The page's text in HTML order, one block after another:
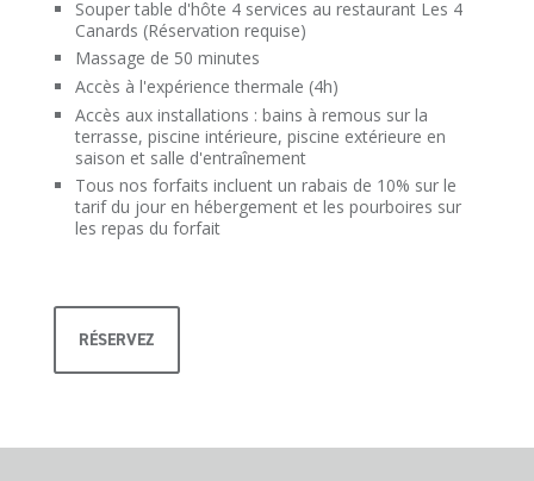
Souper table d'hôte 4 services au restaurant Les 4
Canards (Réservation requise)
Massage de 50 minutes
Accès à l'expérience thermale (4h)
Accès aux installations : bains à remous sur la
terrasse, piscine intérieure, piscine extérieure en
saison et salle d'entraînement
Tous nos forfaits incluent un rabais de 10% sur le
tarif du jour en hébergement et les pourboires sur
les repas du forfait
RÉSERVEZ